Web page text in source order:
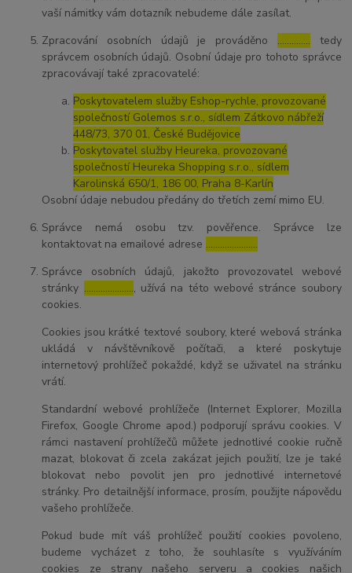
vaší námitky vám dotazník nebudeme dále zasílat.
Zpracování osobních údajů je prováděno ………….. tedy
správcem osobních údajů. Osobní údaje pro tohoto správce
zpracovávají také zpracovatelé:
Poskytovatelem služby Eshop-rychle, provozované
společností Golemos s.r.o., sídlem Zátkovo nábřeží
448/73, 370 01, České Budějovice
Poskytovatel služby Heureka, provozované
společností Heureka Shopping s.r.o., sídlem
Karolinská 650/1, 186 00, Praha 8-Karlín
Osobní údaje nebudou předány do třetích zemí mimo EU.
Správce nemá osobu tzv. pověřence. Správce lze
kontaktovat na emailové adrese ………………….
Správce osobních údajů, jakožto provozovatel webové
stránky …………………, užívá na této webové stránce soubory
cookies.
Cookies jsou krátké textové soubory, které webová stránka
ukládá v návštěvníkově počítači, a které poskytuje
internetový prohlížeč pokaždé, když se uživatel na stránku
vrátí.
Standardní webové prohlížeče (Internet Explorer, Mozilla
Firefox, Google Chrome apod.) podporují správu cookies. V
rámci nastavení prohlížečů můžete jednotlivé cookie ručně
mazat, blokovat či zcela zakázat jejich použití, lze je také
blokovat nebo povolit jen pro jednotlivé internetové
stránky. Pro detailnější informace, prosím, použijte nápovědu
vašeho prohlížeče.
Pokud bude mít váš prohlížeč použití cookies povoleno,
budeme vycházet z toho, že souhlasíte s využíváním
cookies ze strany našeho serveru a cookies našich